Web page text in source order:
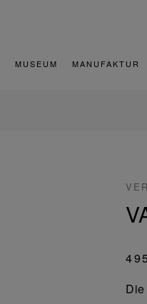
MUSEUM MANUFAKTUR